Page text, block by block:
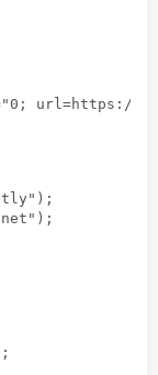
url=https://